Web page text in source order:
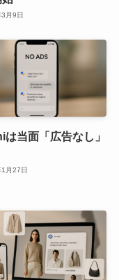
月9日
は当面「広告なし」
月27日